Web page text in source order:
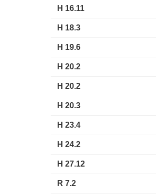
H 16.11
H 18.3
H 19.6
H 20.2
H 20.2
H 20.3
H 23.4
H 24.2
H 27.12
R 7.2